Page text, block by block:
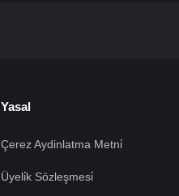
Yasal
Çerez Aydinlatma Metni̇
Üyeli̇k Sözleşmesi̇